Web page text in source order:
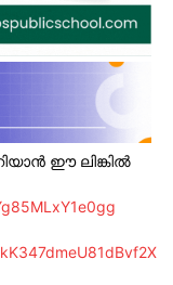
ഈ ലിങ്കിൽ